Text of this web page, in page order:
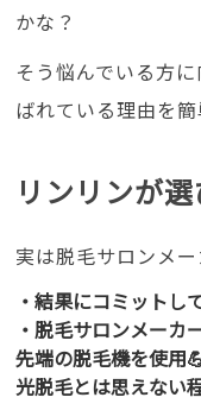
かな？
そう悩んでいる方
ばれている理由を
リンリンが
実は脱毛サロンメー
・結果にコミットし
・脱毛サロンメーカ
先端の脱毛機を使用
光脱毛とは思えない